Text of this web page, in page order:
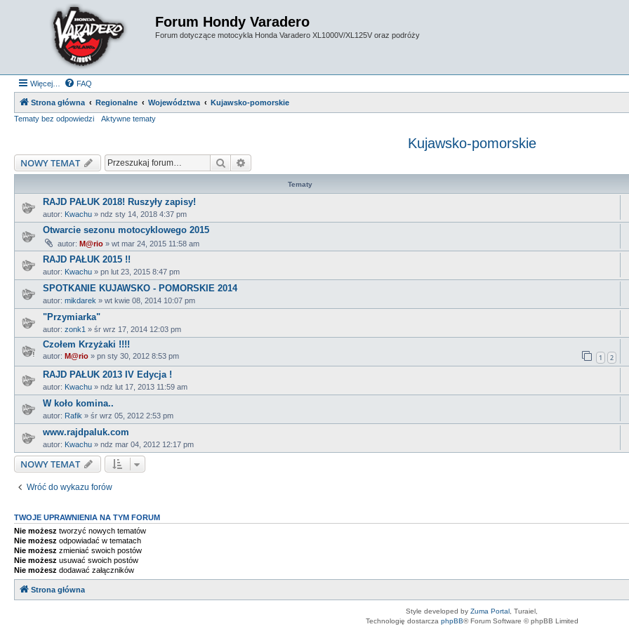
Forum Hondy Varadero
Forum dotyczące motocykla Honda Varadero XL1000V/XL125V oraz podróży
Więcej… FAQ
Strona główna Regionalne Województwa
Kujawsko-pomorskie
Tematy bez odpowiedzi
Aktywne tematy
Kujawsko-pomorskie
NOWY TEMAT Szukaj
Tematy
RAJD PAŁUK 2018! Ruszyły zapisy!
autor: Kwachu » ndz sty 14, 2018 4:37 pm
Otwarcie sezonu motocyklowego 2015
autor: M@rio » wt mar 24, 2015 11:58 am
RAJD PAŁUK 2015 !!
autor: Kwachu » pn lut 23, 2015 8:47 pm
SPOTKANIE KUJAWSKO - POMORSKIE 2014
autor: mikdarek » wt kwie 08, 2014 10:07 pm
"Przymiarka"
autor: zonk1 » śr wrz 17, 2014 12:03 pm
Czołem Krzyżaki !!!!
autor: M@rio » pn sty 30, 2012 8:53 pm 1 2
RAJD PAŁUK 2013 IV Edycja !
autor: Kwachu » ndz lut 17, 2013 11:59 am
W koło komina..
autor: Rafik » śr wrz 05, 2012 2:53 pm
www.rajdpaluk.com
autor: Kwachu » ndz mar 04, 2012 12:17 pm
NOWY TEMAT
Wróć do wykazu forów
TWOJE UPRAWNIENIA NA TYM FORUM
Nie możesz tworzyć nowych tematów
Nie możesz odpowiadać w tematach
Nie możesz zmieniać swoich postów
Nie możesz usuwać swoich postów
Nie możesz dodawać załączników
Strona główna
Style developed by Zuma Portal , Turaiel,
Technologię dostarcza phpBB® Forum Software © phpBB Limited